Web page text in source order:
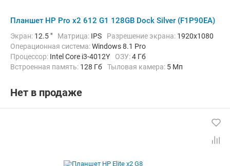
Планшет HP Pro x2 612 G1 128GB Dock Silver (F1P90EA)
Экран: 12.5 " Матрица: IPS Разрешение экрана: 1920x1080
Операционная система:Windows 8.1 Pro
Процессор: Intel Core i3-4012Y ОЗУ:4 Гб
Встроенная память: 128 Гб Тыловая камера: 5 Мп
Комплектация:
Нет в продаже